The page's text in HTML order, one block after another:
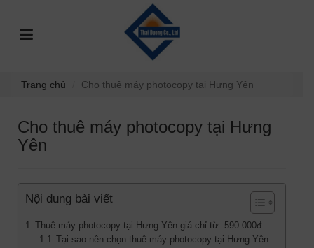
CHỦ
THIỆU
VỤ
KIỆN
TƯ
PHẨM
Trang chủ Cho thuê máy photocopy tại Hưng Yên
Cho thuê máy photocopy tại Hưng
Yên
Nội dung bài viết
Thuê máy photocopy tại Hưng Yên giá chỉ từ: 590.000đ
Tại sao nên chọn thuê máy photocopy tại Hưng Yên